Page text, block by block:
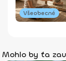
Všeobecné
Mohlo by ťa